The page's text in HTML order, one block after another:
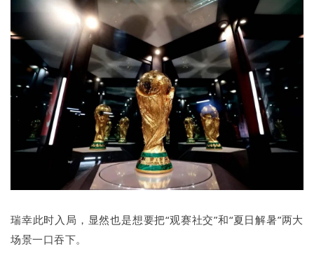
瑞幸此时入局，显然也是想要把“观赛社交”和“夏日解暑”两大
场景一口吞下。